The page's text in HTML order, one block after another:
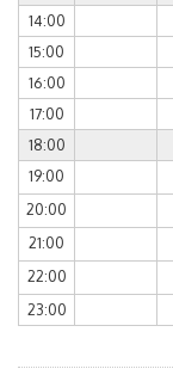
14:00
15:00
16:00
17:00
18:00
19:00
20:00
21:00
22:00
23:00